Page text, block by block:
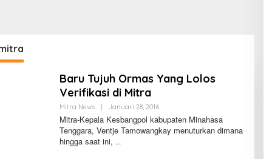
Baru Tujuh Ormas Yang Lolos
Verifikasi di Mitra
Mitra News Januari 28, 2016O
L
E
H
Mitra-Kepala Kesbangpol kabupaten Minahasa
Tenggara, Ventje Tamowangkay menuturkan dimana
hingga saat ini,